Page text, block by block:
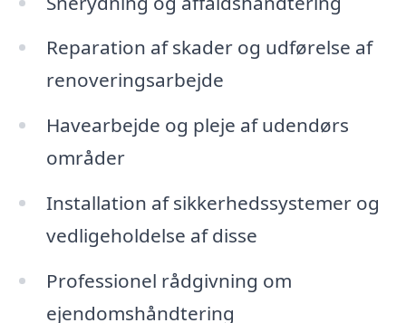
Reparation af skader og udførelse af
renoveringsarbejde
Havearbejde og pleje af udendørs
områder
Installation af sikkerhedssystemer og
vedligeholdelse af disse
Professionel rådgivning om
ejendomshåndtering